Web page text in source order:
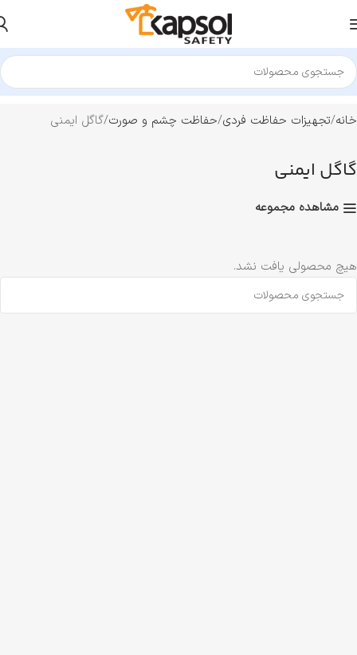
خانه تجهیزات حفاظت فردی حفاظت چشم و صورت گاگل ایمنی
گاگل ایمنی
مشاهده مجموعه
هیچ محصولی یافت نشد.